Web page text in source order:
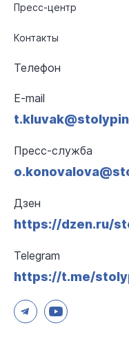
Пресс-центр
Контакты
Телефон
E-mail
Пресс-служба
Дзен
https://dzen.ru/
Telegram
https://t.me/